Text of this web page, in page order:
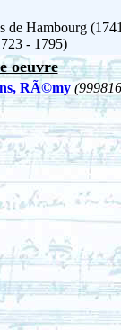
de Hambourg
- 1795)
oeuvre
RÃ©my